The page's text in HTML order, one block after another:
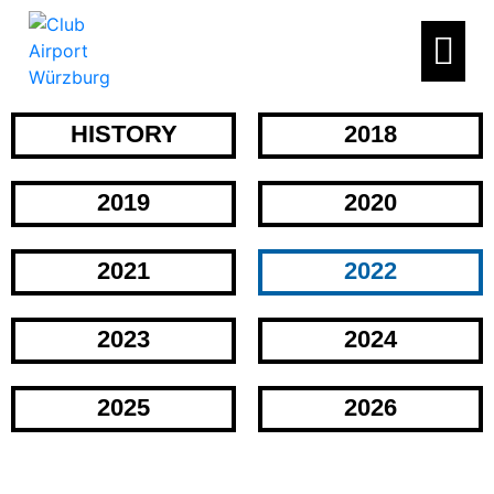
HISTORY 2018
2019 2020
2021 2022
2023 2024
2025 2026